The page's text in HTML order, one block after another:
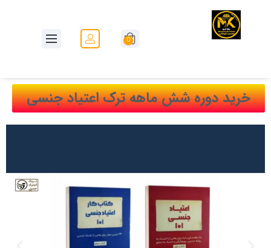
0
خرید دوره شش ماهه ترک اعتیاد جنسی